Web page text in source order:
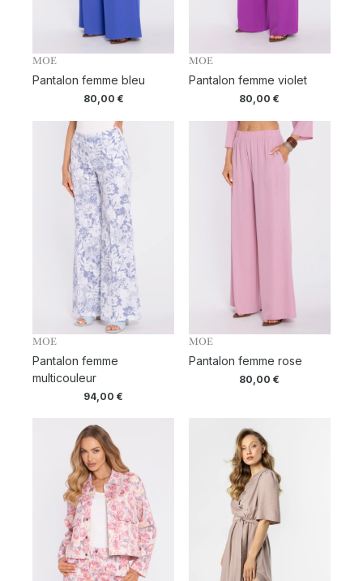
MOE
Pantalon femme bleu
80,00 €
MOE
Pantalon femme violet
80,00€
MOE
Pantalon femme
multicouleur
94,00€
MOE
Pantalon femme rose
80,00€